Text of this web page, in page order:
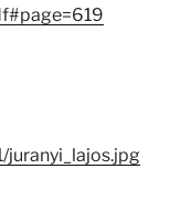
juranyi_lajos.jpg